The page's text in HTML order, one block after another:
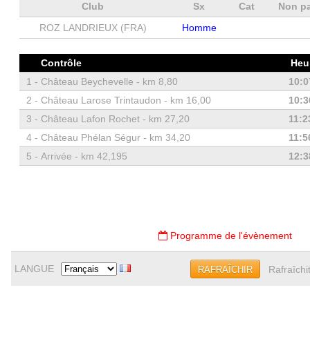
Club Sx Cat
Non
ROZ LANDRIEUX (FRA)
Homme
Contrôle
1 - Château Beychevelle - km 8,80
2 - Château Larose Trintaudon - km 16,00
3 - Château Lafon Rochet - km 27,20
4 - Château Phélan Ségur - km 34,20
5 - Arrivée - km 42,195
Programme de l'évènement
LANGUE RAFRAÎCHIR